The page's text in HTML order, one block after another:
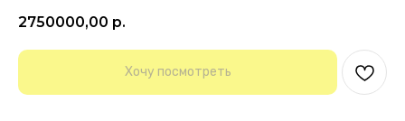
2750000,00 р.
Хочу посмотреть